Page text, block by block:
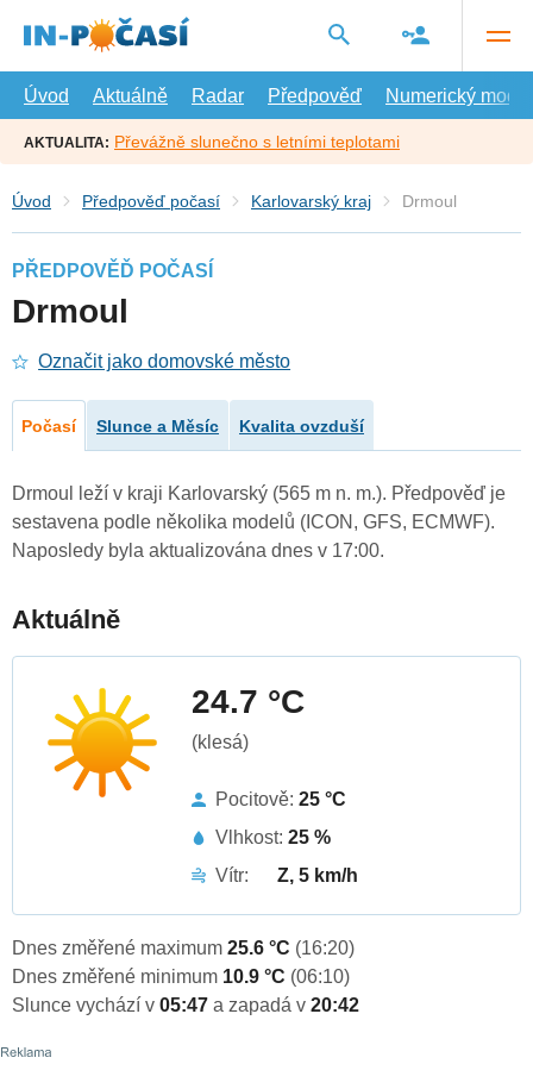
hlavní
Úvod
Aktuálně Radar Předpověď Numerický model
AKTUALITA: Převážně slunečno s letními teplotami
Úvod Předpověď počasí Karlovarský kraj Drmoul
PŘEDPOVĚĎ POČASÍ
Drmoul
Označit jako domovské město
Počasí Slunce a Měsíc Kvalita ovzduší
Drmoul leží v kraji Karlovarský (565 m n. m.). Předpověď je
sestavena podle několika modelů (ICON, GFS, ECMWF).
Naposledy byla aktualizována dnes v 17:00.
Aktuálně
24.7 °C
(klesá)
Pocitově: 25 °C
Vlhkost: 25 %
Vítr:
Z, 5 km/h
Dnes změřené maximum 25.6 °C (16:20)
Dnes změřené minimum 10.9 °C (06:10)
Slunce vychází v 05:47 a zapadá v 20:42